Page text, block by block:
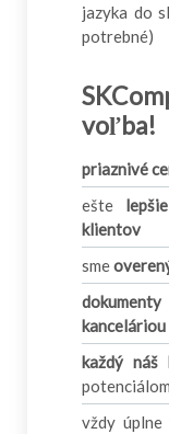
jazyka do
potrebné)
voľba!
priaznivé
ešte
klientov
sme
dokumenty
kanceláriou
každý
vždy úplne